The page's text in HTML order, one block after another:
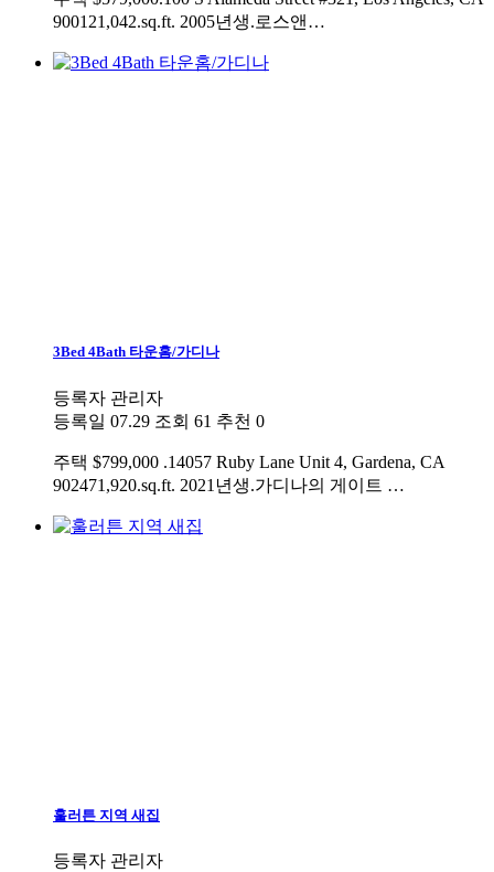
900121,042.sq.ft. 2005년생.로스앤…
3Bed 4Bath 타운홈/가디나
등록자 관리자
등록일 07.29 조회 61 추천 0
주택 $799,000 .14057 Ruby Lane Unit 4, Gardena, CA
902471,920.sq.ft. 2021년생.가디나의 게이트 …
훌러튼 지역 새집
등록자 관리자